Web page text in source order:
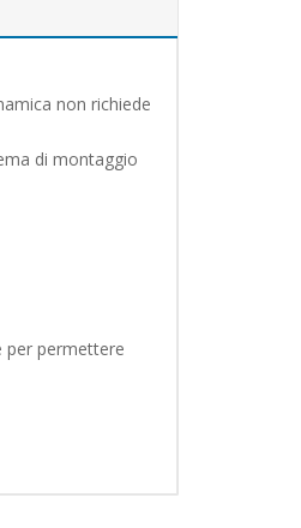
non richiede
di montaggio
per permettere